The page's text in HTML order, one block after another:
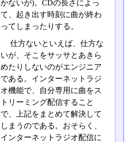
かないが)。CDの長さによっ
て、起き出す時刻に曲が終わ
ってしまったりする。
仕方ないといえば、仕方な
いが、そこをサッサとあきら
めたりしないのがエンジニア
である。インターネットラジ
オ機能で、自分専用に曲をス
トリーミング配信すること
で、上記をまとめて解決して
しまうのである。おそらく、
インターネットラジオ配信に